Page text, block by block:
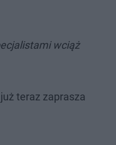
wciąż
teraz zaprasza